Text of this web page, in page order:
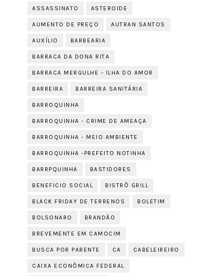
ASSASSINATO ASTEROIDE
AUMENTO DE PREÇO AUTRAN SANTOS
AUXÍLIO BARBEARIA
BARRACA DA DONA RITA
BARRACA MERGULHE - ILHA DO AMOR
BARREIRA BARREIRA SANITÁRIA
BARROQUINHA
BARROQUINHA - CRIME DE AMEAÇA
BARROQUINHA - MEIO AMBIENTE
BARROQUINHA -PREFEITO NOTINHA
BARRPQUINHA BASTIDORES
BENEFICIO SOCIAL BISTRÔ GRILL
BLACK FRIDAY DE TERRENOS BOLETIM
BOLSONARO BRANDÃO
BREVEMENTE EM CAMOCIM
BUSCA POR PARENTE CA CABELEIREIRO
CAIXA ECONÔMICA FEDERAL